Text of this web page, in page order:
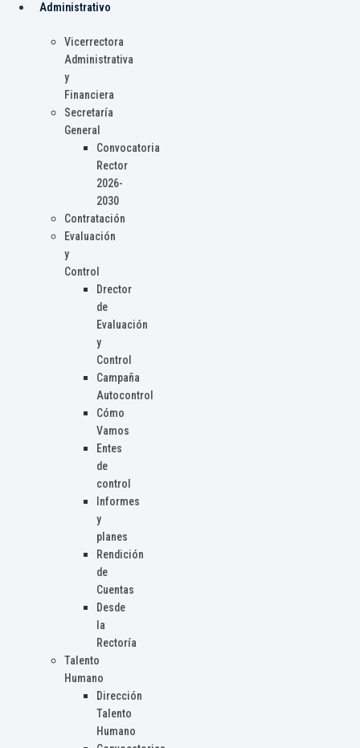
Administrativo
Vicerrectora
Administrativa
y
Financiera
Secretaría
General
Convocatoria
Rector
2026-
2030
Contratación
Evaluación
y
Control
Drector
de
Evaluación
y
Control
Campaña
Autocontrol
Cómo
Vamos
Entes
de
control
Informes
y
planes
Rendición
de
Cuentas
Desde
la
Rectoría
Talento
Humano
Dirección
Talento
Humano